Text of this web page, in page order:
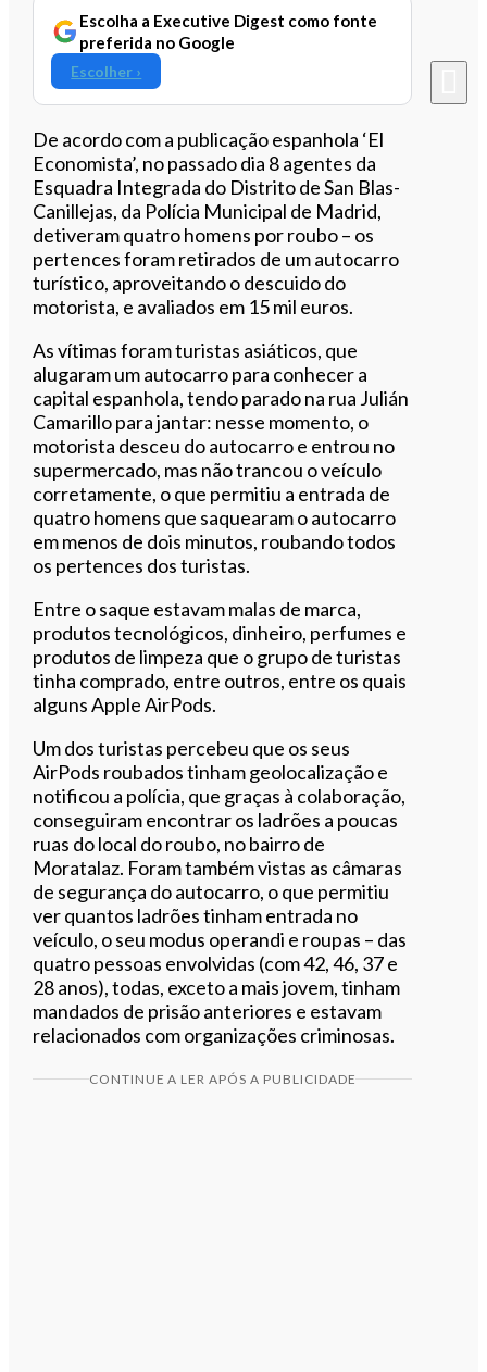
Escolha a Executive Digest como fonte
preferida no Google
Escolher ›
De acordo com a publicação espanhola ‘El
Economista’, no passado dia 8 agentes da
Esquadra Integrada do Distrito de San Blas-
Canillejas, da Polícia Municipal de Madrid,
detiveram quatro homens por roubo – os
pertences foram retirados de um autocarro
turístico, aproveitando o descuido do
motorista, e avaliados em 15 mil euros.
As vítimas foram turistas asiáticos, que
alugaram um autocarro para conhecer a
capital espanhola, tendo parado na rua Julián
Camarillo para jantar: nesse momento, o
motorista desceu do autocarro e entrou no
supermercado, mas não trancou o veículo
corretamente, o que permitiu a entrada de
quatro homens que saquearam o autocarro
em menos de dois minutos, roubando todos
os pertences dos turistas.
Entre o saque estavam malas de marca,
produtos tecnológicos, dinheiro, perfumes e
produtos de limpeza que o grupo de turistas
tinha comprado, entre outros, entre os quais
alguns Apple AirPods.
Um dos turistas percebeu que os seus
AirPods roubados tinham geolocalização e
notificou a polícia, que graças à colaboração,
conseguiram encontrar os ladrões a poucas
ruas do local do roubo, no bairro de
Moratalaz. Foram também vistas as câmaras
de segurança do autocarro, o que permitiu
ver quantos ladrões tinham entrada no
veículo, o seu modus operandi e roupas – das
quatro pessoas envolvidas (com 42, 46, 37 e
28 anos), todas, exceto a mais jovem, tinham
mandados de prisão anteriores e estavam
relacionados com organizações criminosas.
CONTINUE A LER APÓS A PUBLICIDADE